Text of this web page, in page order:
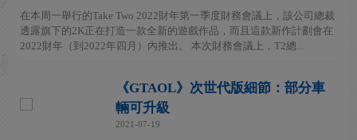
在本周一舉行的Take Two 2022財年第一季度財務會議上，該公司總裁
透露旗下的2K正在打造一款全新的遊戲作品，而且這款新作計劃會在
2022財年（到2022年四月）內推出。 本次財務會議上，T2總...
《GTAOL》次世代版細節：部分車
輛可升級
2021-07-19